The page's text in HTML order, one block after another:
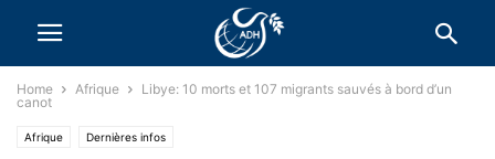
Home Afrique
Libye: 10 morts et 107 migrants sauvés à bord d’un
canot
Afrique Dernières infos